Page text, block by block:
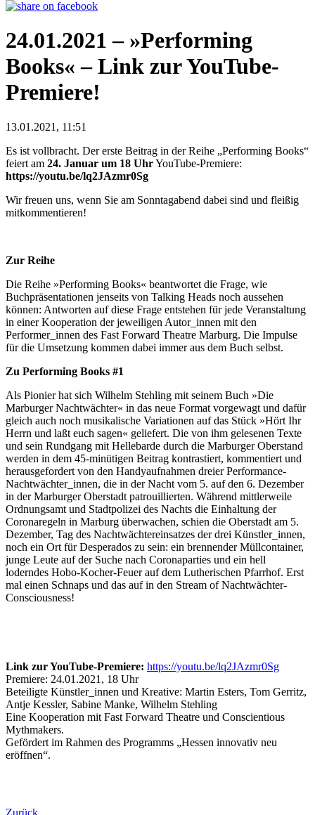
24.01.2021 – »Performing
Books« – Link zur YouTube-
Premiere!
13.01.2021, 11:51
Es ist vollbracht. Der erste Beitrag in der Reihe „Performing Books“
feiert am 24. Januar um 18 UhrYouTube-Premiere:
https://youtu.be/lq2JAzmr0Sg
Wir freuen uns, wenn Sie am Sonntagabend dabei sind und fleißig
mitkommentieren!
Zur Reihe
Die Reihe »Performing Books« beantwortet die Frage, wie
Buchpräsentationen jenseits von Talking Heads noch aussehen
können: Antworten auf diese Frage entstehen für jede Veranstaltung
in einer Kooperation der jeweiligen Autor_innen mit den
Performer_innen des Fast Forward Theatre Marburg. Die Impulse
für die Umsetzung kommen dabei immer aus dem Buch selbst.
Zu Performing Books #1
Als Pionier hat sich Wilhelm Stehling mit seinem Buch »Die
Marburger Nachtwächter« in das neue Format vorgewagt und dafür
gleich auch noch musikalische Variationen auf das Stück »Hört Ihr
Herrn und laßt euch sagen« geliefert. Die von ihm gelesenen Texte
und sein Rundgang mit Hellebarde durch die Marburger Oberstand
werden in dem 45-minütigen Beitrag kontrastiert, kommentiert und
herausgefordert von den Handyaufnahmen dreier Performance-
Nachtwächter_innen, die in der Nacht vom 5. auf den 6. Dezember
in der Marburger Oberstadt patrouillierten. Während mittlerweile
Ordnungsamt und Stadtpolizei des Nachts die Einhaltung der
Coronaregeln in Marburg überwachen, schien die Oberstadt am 5.
Dezember, Tag des Nachtwächtereinsatzes der drei Künstler_innen,
noch ein Ort für Desperados zu sein: ein brennender Müllcontainer,
junge Leute auf der Suche nach Coronaparties und ein hell
loderndes Hobo-Kocher-Feuer auf dem Lutherischen Pfarrhof. Erst
mal einen Schnaps und das auf in den Stream of Nachtwächter-
Consciousness!
Link zur YouTube-Premiere: https://youtu.be/lq2JAzmr0Sg
Premiere: 24.01.2021, 18 Uhr
Beteiligte Künstler_innen und Kreative: Martin Esters, Tom Gerritz,
Antje Kessler, Sabine Manke, Wilhelm Stehling
Eine Kooperation mit Fast Forward Theatre und Conscientious
Mythmakers.
Gefördert im Rahmen des Programms „Hessen innovativ neu
eröffnen“.
Zurück